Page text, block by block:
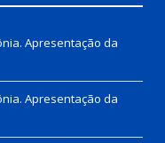
Apresentação da
Apresentação da